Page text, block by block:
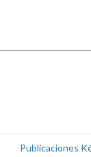
Publicaciones